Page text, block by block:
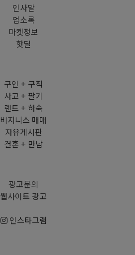
인사말
업소록
마켓정보
핫딜
구인 + 구직
사고 + 팔기
렌트 + 하숙
비지니스 매매
자유게시판
결혼 + 만남
광고문의
웹사이트 광고
인스타그램